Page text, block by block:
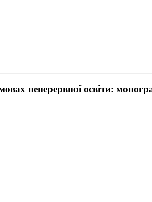
неперервної освіти: